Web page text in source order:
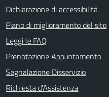
Dichiarazione di accessibilità
Piano di miglioramento del sito
Leggi le FAQ
Prenotazione Appuntamento
Segnalazione Disservizio
Richiesta d'Assistenza